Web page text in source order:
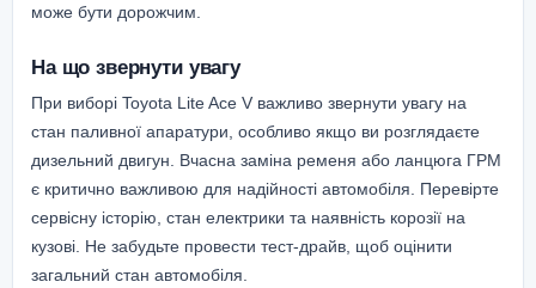
може бути дорожчим.
На що звернути увагу
При виборі Toyota Lite Ace V важливо звернути увагу на
стан паливної апаратури, особливо якщо ви розглядаєте
дизельний двигун. Вчасна заміна ременя або ланцюга ГРМ
є критично важливою для надійності автомобіля. Перевірте
сервісну історію, стан електрики та наявність корозії на
кузові. Не забудьте провести тест-драйв, щоб оцінити
загальний стан автомобіля.